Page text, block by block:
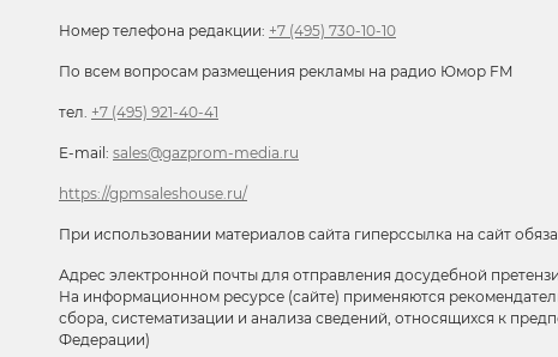
Номер телефона редакции: +7 (495) 730-10-10
По всем вопросам размещения рекламы на радио Юмор FM
тел. +7 (495) 921-40-41
E-mail: sales@gazprom-media.ru
https://gpmsaleshouse.ru/
При использовании материалов сайта гиперссылка на сайт
Адрес электронной почты для отправления досудебной
На информационном ресурсе (сайте) применяются
сбора, систематизации и анализа сведений, относящихся к
Федерации)